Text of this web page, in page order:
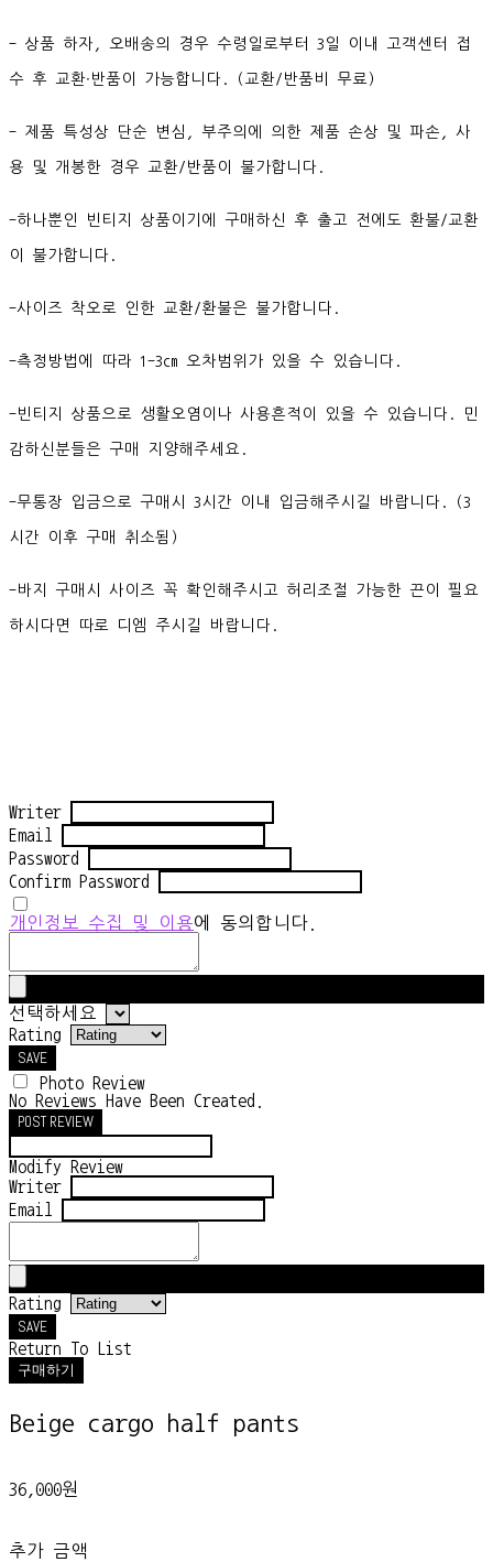
- 상품 하자, 오배송의 경우 수령일로부터 3일 이내 고객센터 접
수 후 교환∙반품이 가능합니다. (교환/반품비 무료)
- 제품 특성상 단순 변심, 부주의에 의한 제품 손상 및 파손, 사
용 및 개봉한 경우 교환/반품이 불가합니다.
-하나뿐인 빈티지 상품이기에 구매하신 후 출고 전에도 환불/교환
이 불가합니다.
-사이즈 착오로 인한 교환/환불은 불가합니다.
-측정방법에 따라 1-3cm 오차범위가 있을 수 있습니다.
-빈티지 상품으로 생활오염이나 사용흔적이 있을 수 있습니다. 민
감하신분들은 구매 지양해주세요.
-무통장 입금으로 구매시 3시간 이내 입금해주시길 바랍니다. (3
시간 이후 구매 취소됨)
-바지 구매시 사이즈 꼭 확인해주시고 허리조절 가능한 끈이 필요
하시다면 따로 디엠 주시길 바랍니다.
Writer
Email
Password
Confirm Password
개인정보 수집 및 이용에 동의합니다.
선택하세요
Rating
SAVE
Photo Review
No Reviews Have Been Created.
POST REVIEW
Modify Review
Writer
Email
Rating
SAVE
Return To List
구매하기
Beige cargo half pants
36,000원
추가 금액